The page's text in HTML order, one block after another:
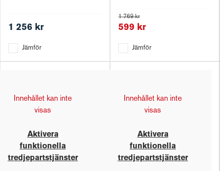
1 256 kr
Jämför
1 769 kr
599 kr
Jämför
Innehållet kan inte
visas
Aktivera
funktionella
tredjepartstjänster
Innehållet kan inte
visas
Aktivera
funktionella
tredjepartstjänster